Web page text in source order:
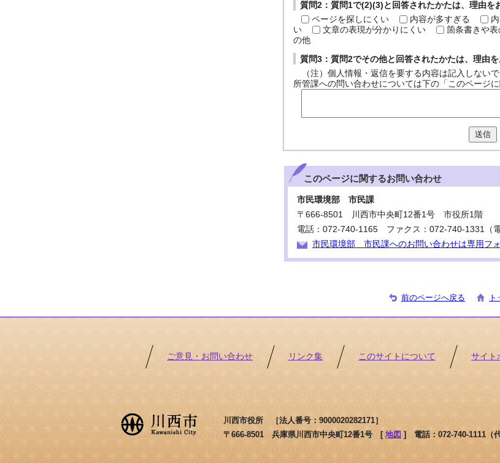
質問2：質問1で(2)(3)と回答されたかたは、理由を
ページを探しにくい
内容が多すぎる
い
文章の表現が分かりにくい 箇条書きや
の他
質問3：質問2でその他と回答されたかたは、理由を
（注）個人情報・返信を要する内容は記入しないで
所管課への問い合わせについては下の「このページ
送信
このページに関するお問い合わせ
市民環境部 市民課
〒666-8501 川西市中央町12番1号 市役所1階
電話：072-740-1165 ファクス：072-740-1331（
市民環境部 市民課へのお問い合わせは専用フォ
前のページへ戻る
ご意見・お問い合わせ リンク集 このサイトについて サイト
川西市役所 ［法人番号：9000020282171］
〒666-8501 兵庫県川西市中央町12番1号 [地図 ]電話：072-740-1111（